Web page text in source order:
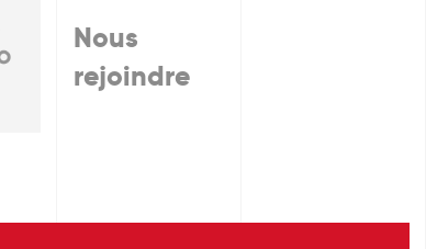
Nous
rejoindre